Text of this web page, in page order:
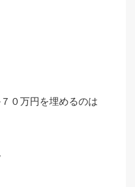
０万円を埋めるのは